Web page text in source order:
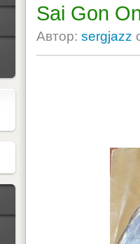
Sai Gon
Автор: sergjazz